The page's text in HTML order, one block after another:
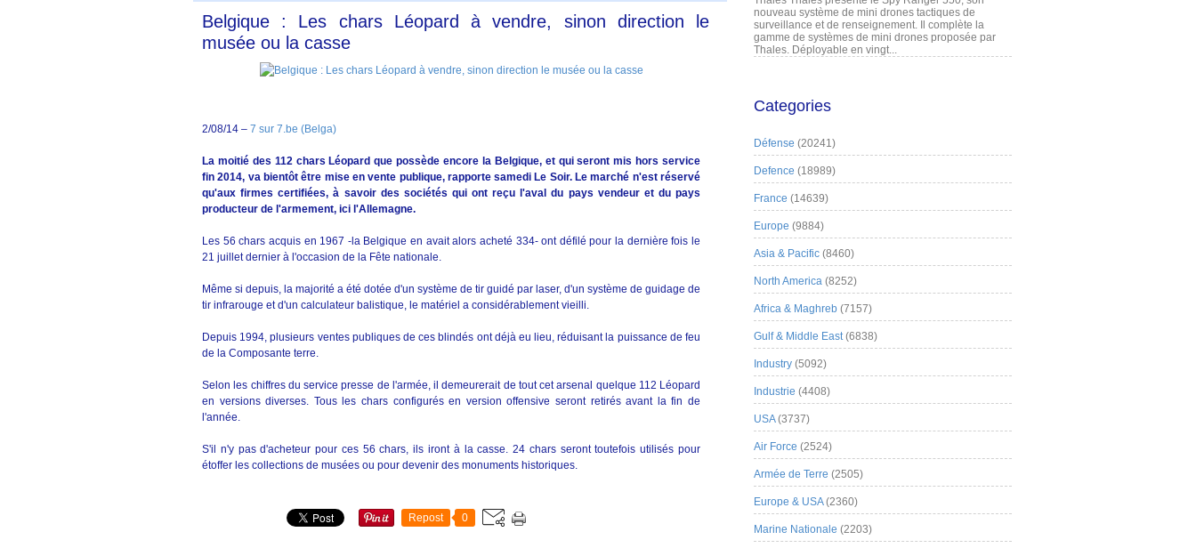
Belgique : Les chars Léopard à vendre, sinon direction le
musée ou la casse
2/08/14 – 7 sur 7.be (Belga)
La moitié des 112 chars Léopard que possède encore la Belgique, et qui seront mis hors service
fin 2014, va bientôt être mise en vente publique, rapporte samedi Le Soir. Le marché n'est réservé
qu'aux firmes certifiées, à savoir des sociétés qui ont reçu l'aval du pays vendeur et du pays
producteur de l'armement, ici l'Allemagne.
Les 56 chars acquis en 1967 -la Belgique en avait alors acheté 334- ont défilé pour la dernière fois le
21 juillet dernier à l'occasion de la Fête nationale.
Même si depuis, la majorité a été dotée d'un système de tir guidé par laser, d'un système de guidage de
tir infrarouge et d'un calculateur balistique, le matériel a considérablement vieilli.
Depuis 1994, plusieurs ventes publiques de ces blindés ont déjà eu lieu, réduisant la puissance de feu
de la Composante terre.
Selon les chiffres du service presse de l'armée, il demeurerait de tout cet arsenal quelque 112 Léopard
en versions diverses. Tous les chars configurés en version offensive seront retirés avant la fin de
l'année.
S'il n'y pas d'acheteur pour ces 56 chars, ils iront à la casse. 24 chars seront toutefois utilisés pour
étoffer les collections de musées ou pour devenir des monuments historiques.
Repost 0
nouveau système de mini drones tactiques de
surveillance et de renseignement. Il complète la
gamme de systèmes de mini drones proposée par
Thales. Déployable en vingt...
Categories
Défense (20241)
Defence (18989)
France (14639)
Europe (9884)
Asia & Pacific (8460)
North America (8252)
Africa & Maghreb (7157)
Gulf & Middle East(6838)
Industry (5092)
Industrie (4408)
USA(3737)
Air Force (2524)
Armée de Terre (2505)
Europe & USA(2360)
Marine Nationale (2203)